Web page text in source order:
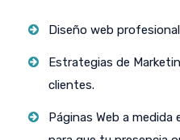
Diseño web
Estrategias de
clientes.
Páginas Web a